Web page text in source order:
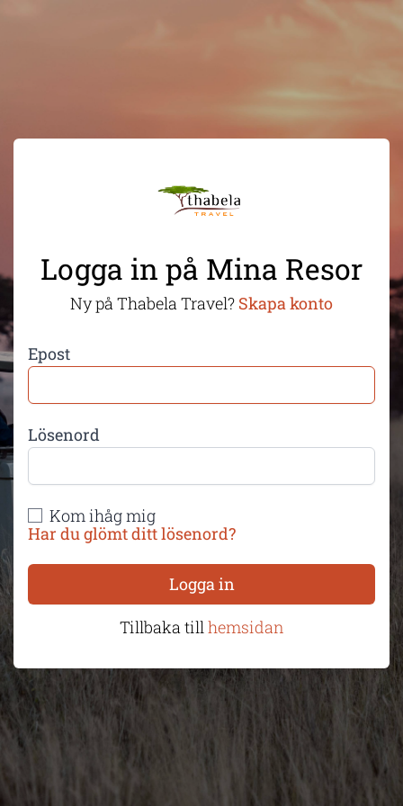
Logga in på Mina Resor
Ny på Thabela Travel? Skapa konto
Epost
Lösenord
Kom ihåg mig
Har du glömt ditt lösenord?
Logga in
Tillbaka till hemsidan